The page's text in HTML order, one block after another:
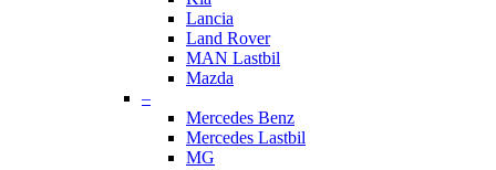
Lancia
Land Rover
MAN Lastbil
Mazda
–
Mercedes Benz
Mercedes Lastbil
MG